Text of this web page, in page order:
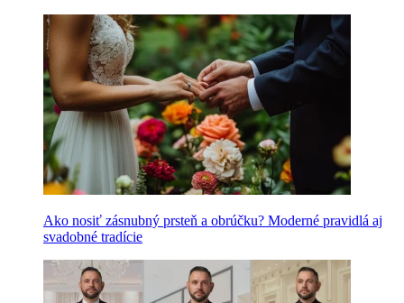
Ako nosiť zásnubný prsteň a obrúčku? Moderné pravidlá aj
svadobné tradície